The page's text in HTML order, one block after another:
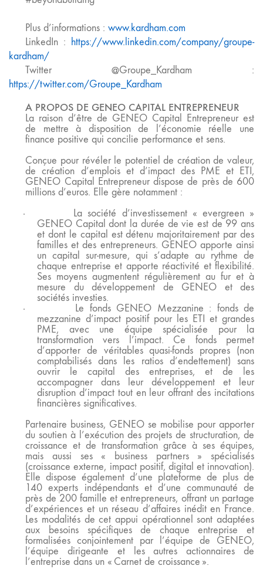
Plus d’informations :www.kardham.com
LinkedIn : https://www.linkedin.com/company/groupe-
kardham/
Twitter @Groupe_Kardham :
https://twitter.com/Groupe_Kardham
A PROPOS DE GENEO CAPITAL ENTREPRENEUR
La raison d’être de GENEO Capital Entrepreneur est
de mettre à disposition de l’économie réelle une
finance positive qui concilie performance et sens.
Conçue pour révéler le potentiel de création de valeur,
de création d’emplois et d’impact des PME et ETI,
GENEO Capital Entrepreneur dispose de près de 600
millions d’euros. Elle gère notamment :
·
La société d’investissement « evergreen »
GENEO Capital dont la durée de vie est de 99 ans
et dont le capital est détenu majoritairement par des
familles et des entrepreneurs. GENEO apporte ainsi
un capital sur-mesure, qui s’adapte au rythme de
chaque entreprise et apporte réactivité et flexibilité.
Ses moyens augmentent régulièrement au fur et à
mesure du développement de GENEO et des
sociétés investies.
·
Le fonds GENEO Mezzanine : fonds de
mezzanine d’impact positif pour les ETI et grandes
PME, avec une équipe spécialisée pour la
transformation vers l’impact. Ce fonds permet
d’apporter de véritables quasi-fonds propres (non
comptabilisés dans les ratios d’endettement) sans
ouvrir le capital des entreprises, et de les
accompagner dans leur développement et leur
disruption d’impact tout en leur offrant des incitations
financières significatives.
Partenaire business, GENEO se mobilise pour apporter
du soutien à l’exécution des projets de structuration, de
croissance et de transformation grâce à ses équipes,
mais aussi ses « business partners
» spécialisés
(croissance externe, impact positif, digital et innovation).
Elle dispose également d’une plateforme de plus de
140 experts indépendants et d’une communauté de
près de 200 famille et entrepreneurs, offrant un partage
d’expériences et un réseau d’affaires inédit en France.
Les modalités de cet appui opérationnel sont adaptées
aux besoins spécifiques de chaque entreprise et
formalisées conjointement par l’équipe de GENEO,
l’équipe dirigeante et les autres actionnaires de
l’entreprise dans un « Carnet de croissance ».